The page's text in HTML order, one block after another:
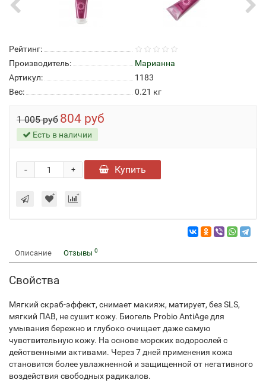
Рейтинг:
Производитель:
Марианна
Артикул:
1183
Вес:
0.21 кг
1 005 руб 804 руб
Есть в наличии
+
- Купить
Описание Отзывы 0
Свойства
Мягкий скраб-эффект, снимает макияж, матирует, без SLS,
мягкий ПАВ, не сушит кожу. Биогель Probio AntiAge для
умывания бережно и глубоко очищает даже самую
чувствительную кожу. На основе морских водорослей с
действенными активами. Через 7 дней применения кожа
становится более увлажненной и защищенной от негативного
воздействия свободных радикалов.